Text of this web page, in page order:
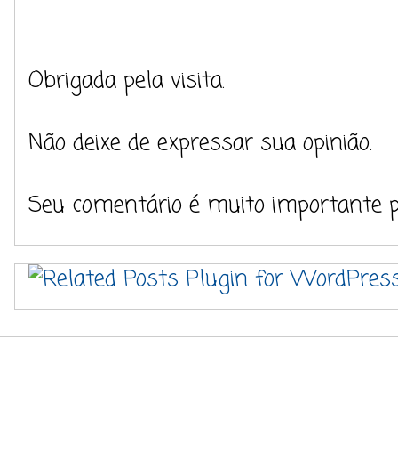
Obrigada pela visita.
Não deixe de expressar sua opinião.
Seu comentário é muito importante